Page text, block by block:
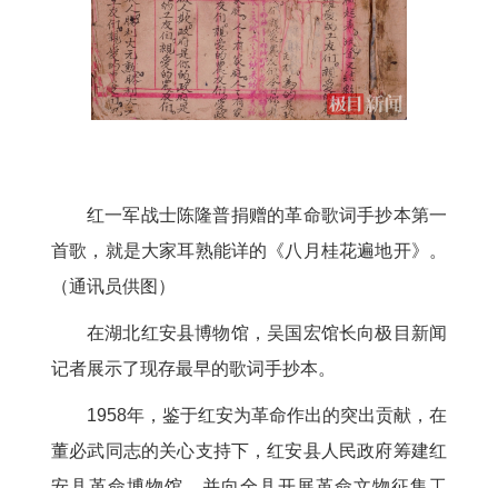
红一军战士陈隆普捐赠的革命歌词手抄本第一
首歌，就是大家耳熟能详的《八月桂花遍地开》。
（通讯员供图）
在湖北红安县博物馆，吴国宏馆长向极目新闻
记者展示了现存最早的歌词手抄本。
1958年，鉴于红安为革命作出的突出贡献，在
董必武同志的关心支持下，红安县人民政府筹建红